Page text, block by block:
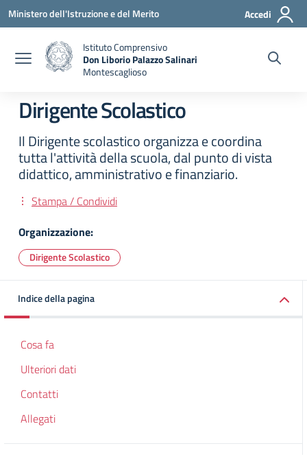
Vai ai contenuti
Vai al menu di navigazione
Vai al footer
Ministero dell'Istruzione e del Merito Accedi
Istituto Comprensivo
Don Liborio Palazzo Salinari
Montescaglioso
Dirigente Scolastico
Il Dirigente scolastico organizza e coordina
tutta l'attività della scuola, dal punto di vista
didattico, amministrativo e finanziario.
Stampa / Condividi
Organizzazione:
Dirigente Scolastico
Indice della pagina
Cosa fa
Ulteriori dati
Contatti
Allegati